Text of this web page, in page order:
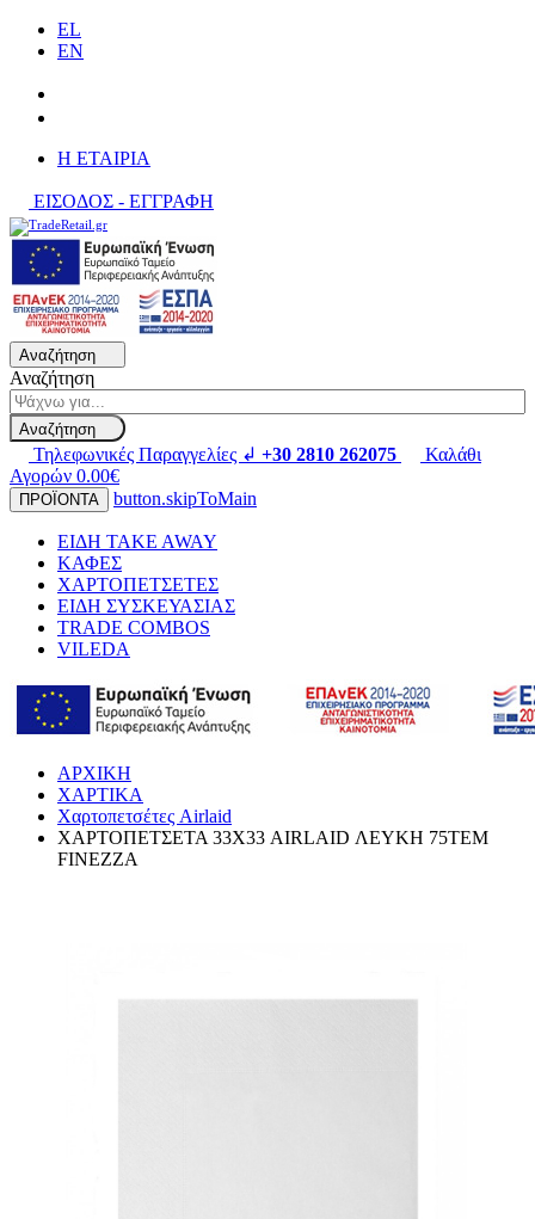
EL
EN
H ΕΤΑΙΡΙΑ
ΕΙΣΟΔΟΣ - ΕΓΓΡΑΦΗ
Αναζήτηση
Αναζήτηση
Αναζήτηση
Τηλεφωνικές Παραγγελίες ↲ +30 2810 262075
Καλάθι
Αγορών 0.00€
ΠΡΟΪΟΝΤΑ button.skipToMain
ΕΙΔΗ TAKE AWAY
ΚΑΦΕΣ
ΧΑΡΤΟΠΕΤΣΕΤΕΣ
ΕΙΔΗ ΣΥΣΚΕΥΑΣΙΑΣ
TRADE COMBOS
VILEDA
ΑΡΧΙΚΗ
ΧΑΡΤΙΚΑ
Χαρτοπετσέτες Airlaid
ΧΑΡΤΟΠΕΤΣΕΤΑ 33Χ33 AIRLAID ΛΕΥΚΗ 75ΤΕΜ
FINEZZA